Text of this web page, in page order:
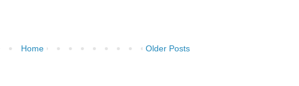
Older Posts
Home